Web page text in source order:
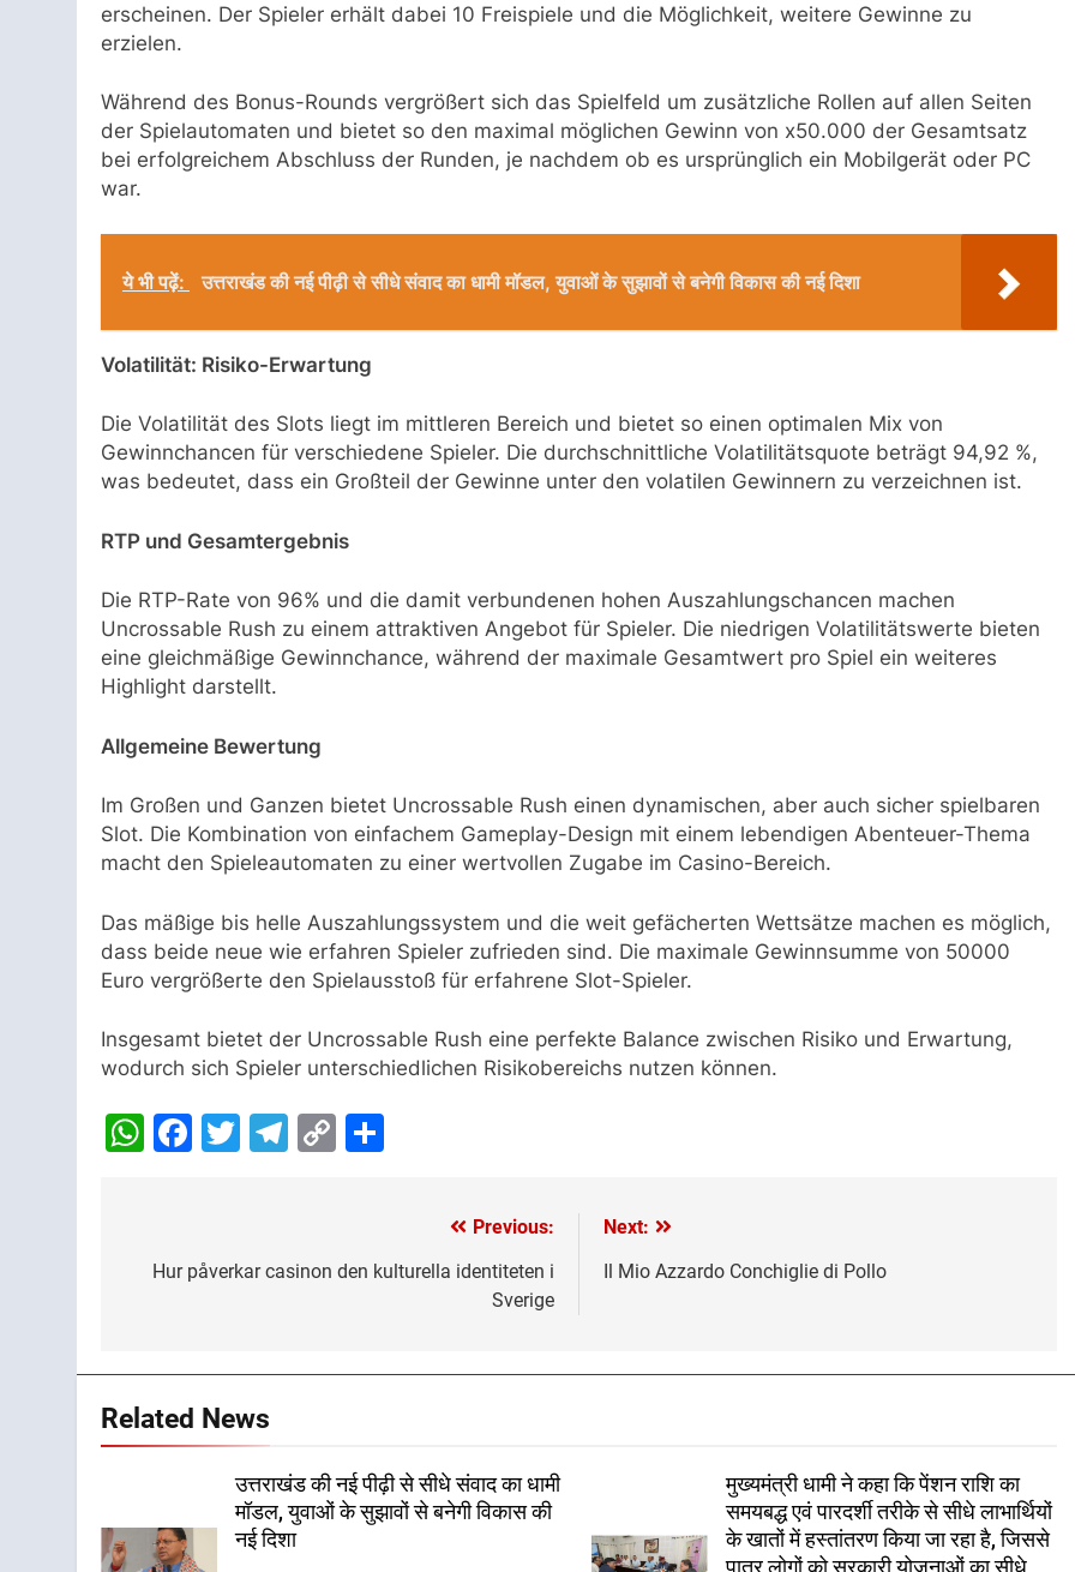
erscheinen. Der Spieler erhält dabei 10 Freispiele und die Möglichkeit, weitere Gewinne zu
erzielen.
Während des Bonus-Rounds vergrößert sich das Spielfeld um zusätzliche Rollen auf allen Seiten
der Spielautomaten und bietet so den maximal möglichen Gewinn von x50.000 der Gesamtsatz
bei erfolgreichem Abschluss der Runden, je nachdem ob es ursprünglich ein Mobilgerät oder PC
war.
ये भी पढ़ें: उत्तराखंड की नई पीढ़ी से सीधे संवाद का धामी मॉडल, युवाओं के सुझावों से बनेगी विकास की नई दिशा
Volatilität: Risiko-Erwartung
Die Volatilität des Slots liegt im mittleren Bereich und bietet so einen optimalen Mix von
Gewinnchancen für verschiedene Spieler. Die durchschnittliche Volatilitätsquote beträgt 94,92 %,
was bedeutet, dass ein Großteil der Gewinne unter den volatilen Gewinnern zu verzeichnen ist.
RTP und Gesamtergebnis
Die RTP-Rate von 96% und die damit verbundenen hohen Auszahlungschancen machen
Uncrossable Rush zu einem attraktiven Angebot für Spieler. Die niedrigen Volatilitätswerte bieten
eine gleichmäßige Gewinnchance, während der maximale Gesamtwert pro Spiel ein weiteres
Highlight darstellt.
Allgemeine Bewertung
Im Großen und Ganzen bietet Uncrossable Rush einen dynamischen, aber auch sicher spielbaren
Slot. Die Kombination von einfachem Gameplay-Design mit einem lebendigen Abenteuer-Thema
macht den Spieleautomaten zu einer wertvollen Zugabe im Casino-Bereich.
Das mäßige bis helle Auszahlungssystem und die weit gefächerten Wettsätze machen es möglich,
dass beide neue wie erfahren Spieler zufrieden sind. Die maximale Gewinnsumme von 50000
Euro vergrößerte den Spielausstoß für erfahrene Slot-Spieler.
Insgesamt bietet der Uncrossable Rush eine perfekte Balance zwischen Risiko und Erwartung,
wodurch sich Spieler unterschiedlichen Risikobereichs nutzen können.
WhatsApp
Facebook
Twitter
Telegram
Copy
navigation
Previous:
Hur påverkar casinon den kulturella identiteten i
Sverige
Next:
Il Mio Azzardo Conchiglie di Pollo
Related News
उत्तराखंड की नई पीढ़ी से सीधे संवाद का धामी
मॉडल, युवाओं के सुझावों से बनेगी विकास की
नई दिशा
मुख्यमंत्री धामी ने कहा कि पेंशन राशि का
समयबद्ध एवं पारदर्शी तरीके से सीधे लाभार्थियों
के खातों में हस्तांतरण किया जा रहा है, जिससे
पात्र लोगों को सरकारी योजनाओं का सीधे